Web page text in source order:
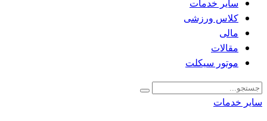
سایر خدمات
کلاس ورزشی
مالی
مقالات
موتور سیکلت
سایر خدمات